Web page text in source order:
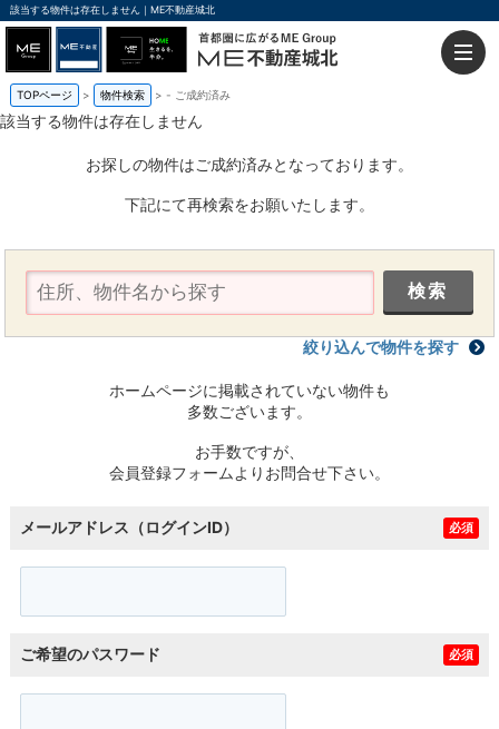
該当する物件は存在しません｜ME不動産城北
TOPページ 物件検索 - ご成約済み
該当する物件は存在しません
お探しの物件はご成約済みとなっております。
下記にて再検索をお願いたします。
絞り込んで物件を探す
ホームページに掲載されていない物件も
多数ございます。
お手数ですが、
会員登録フォームよりお問合せ下さい。
メールアドレス（ログインID） 必須
ご希望のパスワード 必須